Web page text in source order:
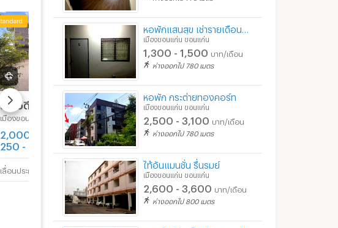
ลีลาวดีอพาร์ทเม้นท์ (ม.ภาค ขอนแก่น)
เมืองขอนแก่น ขอนแก่น
2,000 - 3,500 บาท/เดือน
250 - 600 บาท/วัน
26/05/2026 6:39
เมืองขอนแก่น ขอนแก่น
4,400 - 4,900 บาท/เดือน
500 - 550
18/03/2026 1:26
เมืองขอนแก่น ขอนแก่น
1,300 - 1,500 บาท/เดือน
ห่างออกไป 780 เมตร
หอพัก กระต่ายทองคอร์ท
เมืองขอนแก่น ขอนแก่น
2,500 - 3,100 บาท/เดือน
ห่างออกไป 780 เมตร
ไท้อันแมนชั่น รื่นรมย์
เมืองขอนแก่น ขอนแก่น
2,600 - 3,600 บาท/เดือน
ห่างออกไป 800 เมตร